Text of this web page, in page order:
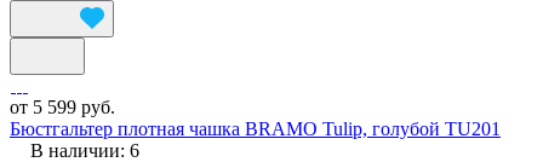
от 5 599 руб.
Бюстгальтер плотная чашка BRAMO Tulip, голубой TU201
В наличии: 6